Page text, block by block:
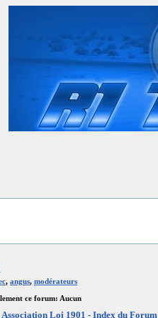
, angus, modérateurs
ce forum: Aucun
Association Loi 1901 - Index du Forum